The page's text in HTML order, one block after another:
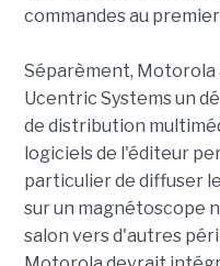
commandes au
Séparèment, Motorola
Ucentric Systems un
de distribution
logiciels de l'éditeur
particulier de diffuser
sur un magnétoscope
salon vers d'autres